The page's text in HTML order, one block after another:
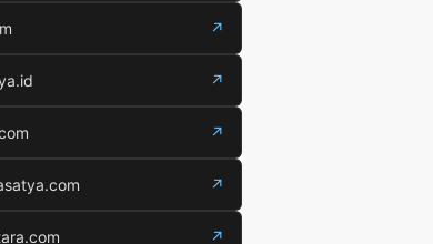
↗
↗
↗
↗
↗